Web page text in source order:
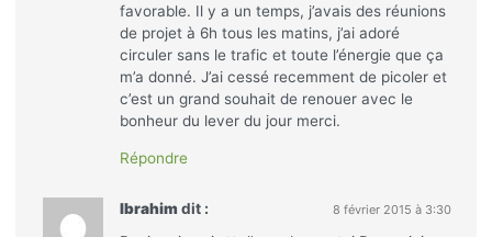
favorable. Il y a un temps, j’avais des réunions
de projet à 6h tous les matins, j’ai adoré
circuler sans le trafic et toute l’énergie que ça
m’a donné. J’ai cessé recemment de picoler et
c’est un grand souhait de renouer avec le
bonheur du lever du jour merci.
Répondre
Ibrahim dit : 8 février 2015 à 3:30